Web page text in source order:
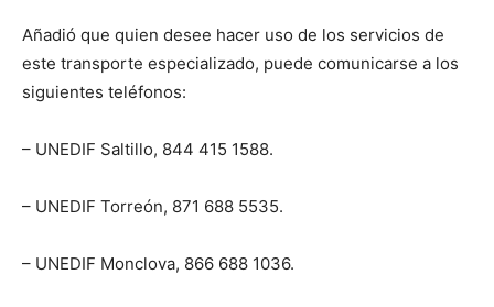
Añadió que quien desee hacer uso de los servicios de
este transporte especializado, puede comunicarse a los
siguientes teléfonos:
– UNEDIF Saltillo, 844 415 1588.
– UNEDIF Torreón, 871 688 5535.
– UNEDIF Monclova, 866 688 1036.